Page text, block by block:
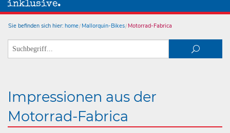
inklusive.
Sie befinden sich hier: home Mallorquin-Bikes Motorrad-Fabrica
Impressionen aus der
Motorrad-Fabrica